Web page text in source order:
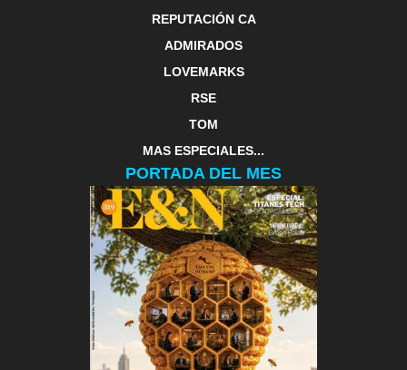
REPUTACIÓN CA
ADMIRADOS
LOVEMARKS
RSE
TOM
MAS ESPECIALES...
PORTADA DEL MES